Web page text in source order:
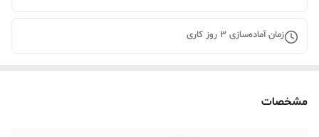
زمان آماده‌سازی 3 روز کاری
مشخصات